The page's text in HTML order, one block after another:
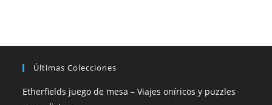
Últimas Colecciones
Etherfields juego de mesa – Viajes oníricos y puzzles